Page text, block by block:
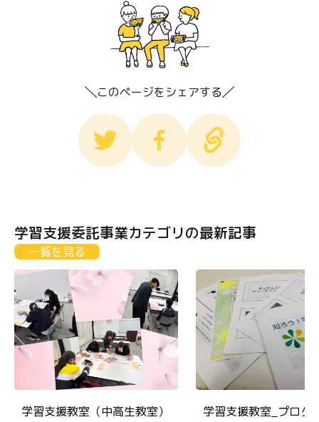
このページをシェアする
学習支援委託事業カテゴリの最新記事
一覧を見る
学習支援教室（中高生教室）
学習支援教室_プログ